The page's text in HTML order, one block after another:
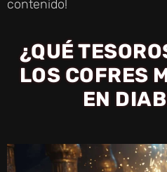
contenido!
¿QUÉ
LOS COFRES
EN